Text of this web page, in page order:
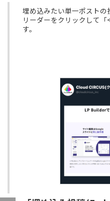
埋め込みたい単一ポストの
リーダーをクリックして
す。